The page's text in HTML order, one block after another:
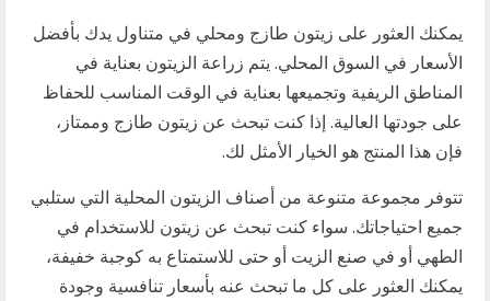
يمكنك العثور على زيتون طازج ومحلي في متناول يدك بأفضل
الأسعار في السوق المحلي. يتم زراعة الزيتون بعناية في
المناطق الريفية وتجميعها بعناية في الوقت المناسب للحفاظ
على جودتها العالية. إذا كنت تبحث عن زيتون طازج وممتاز،
فإن هذا المنتج هو الخيار الأمثل لك.
تتوفر مجموعة متنوعة من أصناف الزيتون المحلية التي ستلبي
جميع احتياجاتك. سواء كنت تبحث عن زيتون للاستخدام في
الطهي أو في صنع الزيت أو حتى للاستمتاع به كوجبة خفيفة،
يمكنك العثور على كل ما تبحث عنه بأسعار تنافسية وجودة